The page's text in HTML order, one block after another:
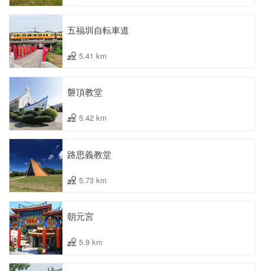
五福圳自転車道
5.41 km
磐頂教堂
5.42 km
路思義教堂
5.73 km
朝元宮
5.9 km